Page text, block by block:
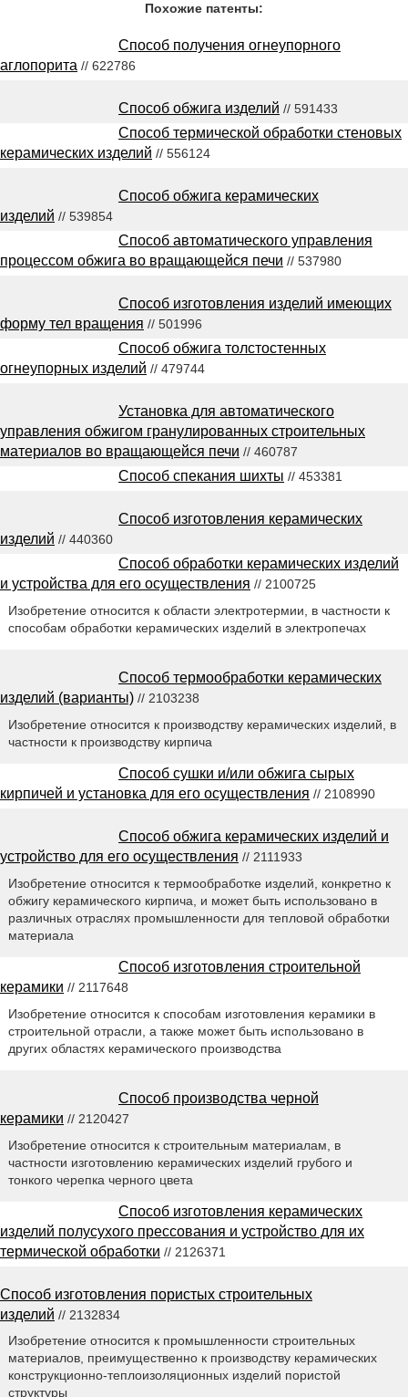
Похожие патенты:
Способ получения огнеупорного
аглопорита // 622786
Способ обжига изделий // 591433
Способ термической обработки стеновых
керамических изделий // 556124
Способ обжига керамических
изделий // 539854
Способ автоматического управления
процессом обжига во вращающейся печи // 537980
Способ изготовления изделий имеющих
форму тел вращения // 501996
Способ обжига толстостенных
огнеупорных изделий // 479744
Установка для автоматического
управления обжигом гранулированных строительных
материалов во вращающейся печи // 460787
Способ спекания шихты // 453381
Способ изготовления керамических
изделий // 440360
Способ обработки керамических изделий
и устройства для его осуществления // 2100725
Изобретение относится к области электротермии, в частности к
способам обработки керамических изделий в электропечах
Способ термообработки керамических
изделий (варианты) // 2103238
Изобретение относится к производству керамических изделий, в
частности к производству кирпича
Способ сушки и/или обжига сырых
кирпичей и установка для его осуществления // 2108990
Способ обжига керамических изделий и
устройство для его осуществления // 2111933
Изобретение относится к термообработке изделий, конкретно к
обжигу керамического кирпича, и может быть использовано в
различных отраслях промышленности для тепловой обработки
материала
Способ изготовления строительной
керамики // 2117648
Изобретение относится к способам изготовления керамики в
строительной отрасли, а также может быть использовано в
других областях керамического производства
Способ производства черной
керамики // 2120427
Изобретение относится к строительным материалам, в
частности изготовлению керамических изделий грубого и
тонкого черепка черного цвета
Способ изготовления керамических
изделий полусухого прессования и устройство для их
термической обработки // 2126371
Способ изготовления пористых строительных
изделий // 2132834
Изобретение относится к промышленности строительных
материалов, преимущественно к производству керамических
конструкционно-теплоизоляционных изделий пористой
структуры